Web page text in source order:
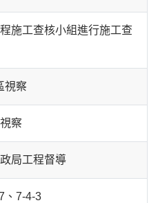
施工查核小組進行施工查
視察
察
局工程督導
、7-4-3